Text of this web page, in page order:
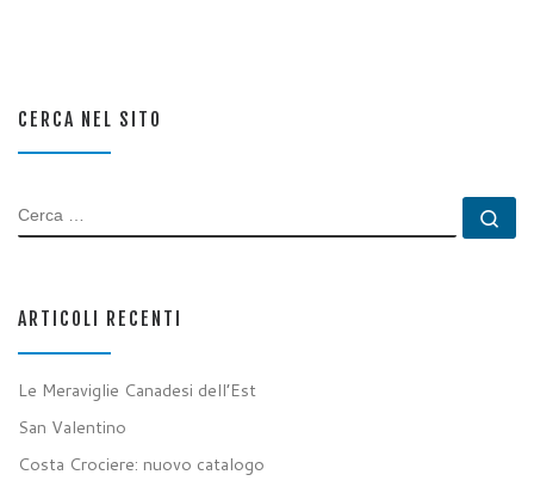
CERCA NEL SITO
CERCA
ARTICOLI RECENTI
Le Meraviglie Canadesi dell’Est
San Valentino
Costa Crociere: nuovo catalogo